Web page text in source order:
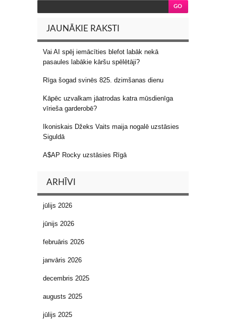
JAUNĀKIE RAKSTI
Vai AI spēj iemācīties blefot labāk nekā
pasaules labākie kāršu spēlētāji?
Rīga šogad svinēs 825. dzimšanas dienu
Kāpēc uzvalkam jāatrodas katra mūsdienīga
vīrieša garderobē?
Ikoniskais Džeks Vaits maija nogalē uzstāsies
Siguldā
A$AP Rocky uzstāsies Rīgā
ARHĪVI
jūlijs 2026
jūnijs 2026
februāris 2026
janvāris 2026
decembris 2025
augusts 2025
jūlijs 2025